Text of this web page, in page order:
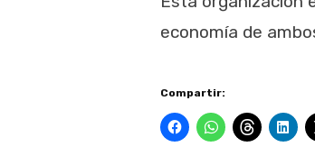
economía de
Compartir: